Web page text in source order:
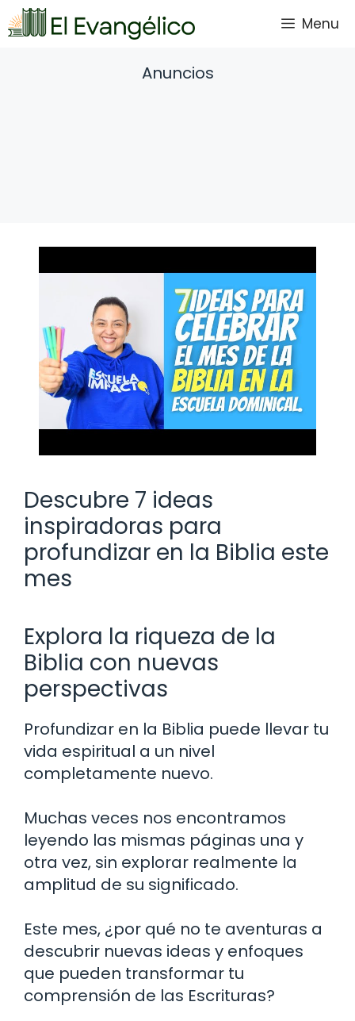
Saltar
al
Menu
Anuncios
Descubre 7 ideas
inspiradoras para
profundizar en la Biblia este
mes
Explora la riqueza de la
Biblia con nuevas
perspectivas
Profundizar en la Biblia puede llevar tu
vida espiritual a un nivel
completamente nuevo.
Muchas veces nos encontramos
leyendo las mismas páginas una y
otra vez, sin explorar realmente la
amplitud de su significado.
Este mes, ¿por qué no te aventuras a
descubrir nuevas ideas y enfoques
que pueden transformar tu
comprensión de las Escrituras?